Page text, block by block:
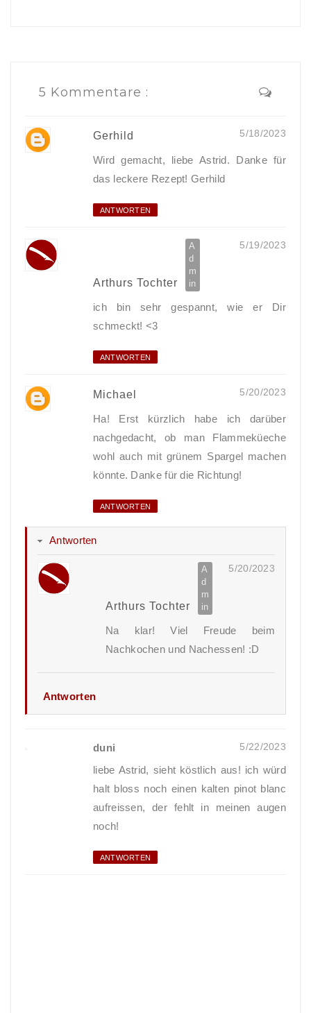
5 Kommentare :
Gerhild 5/18/2023
Wird gemacht, liebe Astrid. Danke für
das leckere Rezept! Gerhild
ANTWORTEN
Arthurs Tochter
5/19/2023
ich bin sehr gespannt, wie er Dir
schmeckt! <3
ANTWORTEN
Michael 5/20/2023
Ha! Erst kürzlich habe ich darüber
nachgedacht, ob man Flammeküeche
wohl auch mit grünem Spargel machen
könnte. Danke für die Richtung!
ANTWORTEN
Antworten
Arthurs Tochter
5/20/2023
Na klar! Viel Freude beim
Nachkochen und Nachessen! :D
Antworten
duni 5/22/2023
liebe Astrid, sieht köstlich aus! ich würd
halt bloss noch einen kalten pinot blanc
aufreissen, der fehlt in meinen augen
noch!
ANTWORTEN